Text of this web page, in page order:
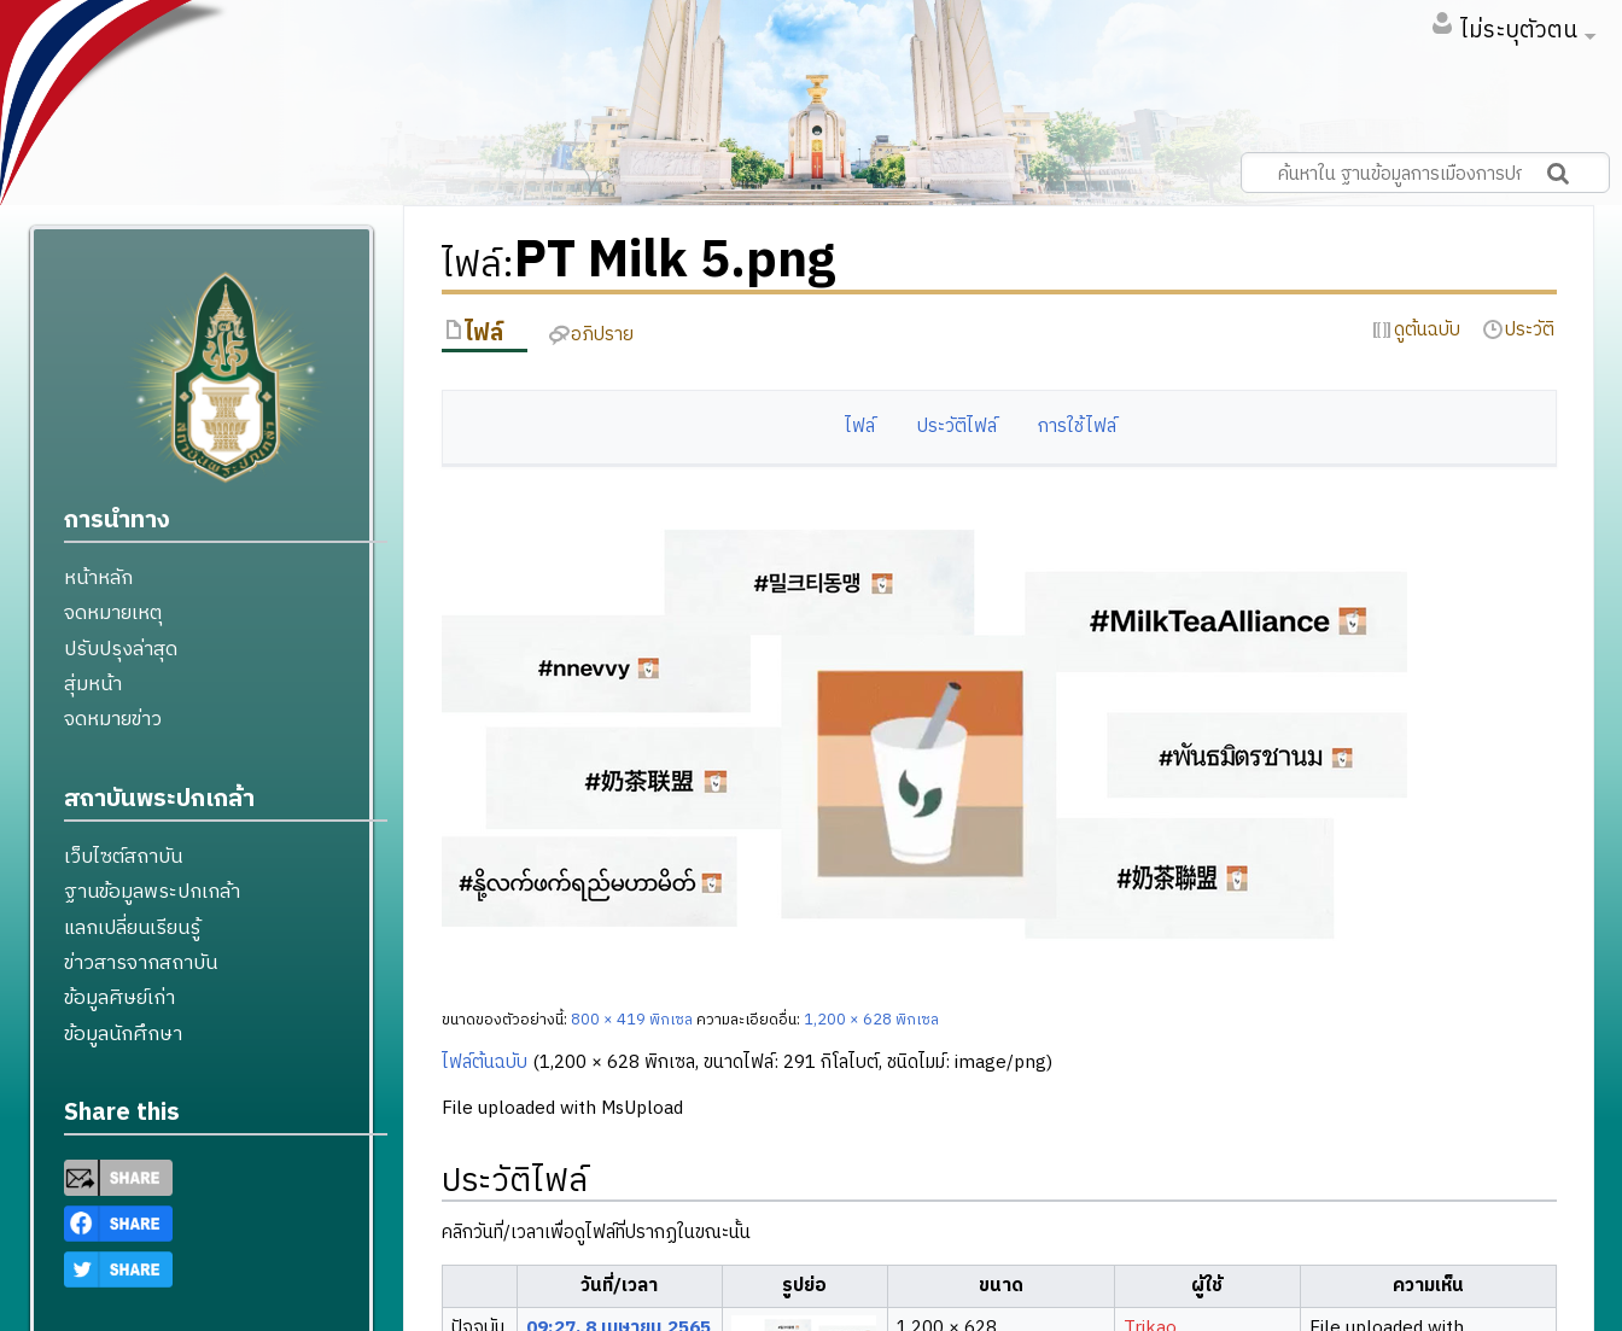
ไม่ระบุตัวตน
ไฟล์:PT Milk 5.png
ไฟล์ อภิปราย ดูต้นฉบับ ประวัติ
ไฟล์ ประวัติไฟล์ การใช้ไฟล์
ขนาดของตัวอย่างนี้: 800 × 419 พิกเซลความละเอียดอื่น: 1,200 × 628 พิกเซล
ไฟล์ต้นฉบับ (1,200 × 628 พิกเซล, ขนาดไฟล์: 291 กิโลไบต์, ชนิดไมม์: image/png)
File uploaded with MsUpload
ประวัติไฟล์
คลิกวันที่/เวลาเพื่อดูไฟล์ที่ปรากฏในขณะนั้น
วันที่/เวลา
รูปย่อ ขนาด ผู้ใช้
ความเห็น
การนำทาง
หน้าหลัก
จดหมายเหตุ
ปรับปรุงล่าสุด
สุ่มหน้า
จดหมายข่าว
สถาบันพระปกเกล้า
เว็บไซต์สถาบัน
ฐานข้อมูลพระปกเกล้า
แลกเปลี่ยนเรียนรู้
ข่าวสารจากสถาบัน
ข้อมูลศิษย์เก่า
ข้อมูลนักศึกษา
Share this